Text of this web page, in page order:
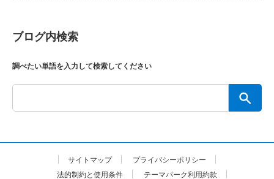
ブログ内検索
調べたい単語を入力して検索してください
サイトマップ
プライバシーポリシー
法的制約と使用条件
テーマパーク利用約款